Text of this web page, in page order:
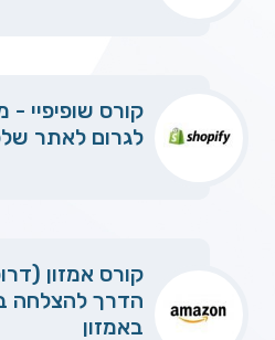
קורס שופיפיי -
לגרום לאתר
קורס אמזון
הדרך להצלחה
באמזון